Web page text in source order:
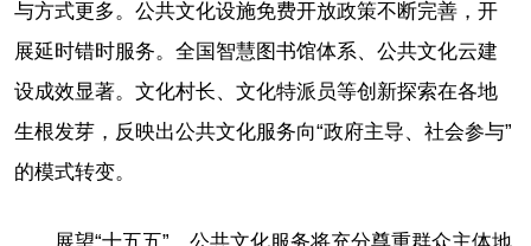
与方式更多。公共文化设施免费开放政策不断完善，开
展延时错时服务。全国智慧图书馆体系、公共文化云建
设成效显著。文化村长、文化特派员等创新探索在各地
生根发芽，反映出公共文化服务向“政府主导、社会参与”
的模式转变。
展望“十五五”，公共文化服务将充分尊重群众主体地